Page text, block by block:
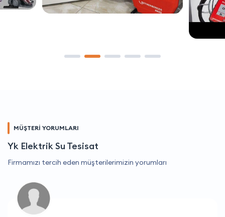
MÜŞTERİ YORUMLARI
Yk Elektrik Su Tesisat
Firmamızı tercih eden müşterilerimizin yorumları